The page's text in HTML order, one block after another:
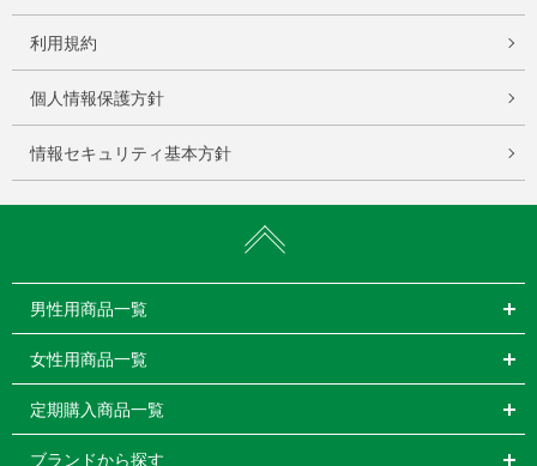
利用規約
個人情報保護方針
情報セキュリティ基本方針
男性用商品一覧
女性用商品一覧
定期購入商品一覧
ブランドから探す